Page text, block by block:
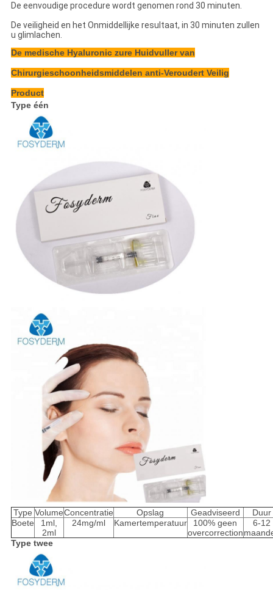
De eenvoudige procedure wordt genomen rond 30 minuten.
De veiligheid en het Onmiddellijke resultaat, in 30 minuten zullen
u glimlachen.
De medische Hyaluronic zure Huidvuller van
Chirurgieschoonheidsmiddelen anti-Veroudert Veilig
Product
Type één
Type VolumeConcentratie Opslag Geadviseerd
Duur
Boete
1ml,
2ml
24mg/ml Kamertemperatuur
100% geen
overcorrection
6-12
Type twee